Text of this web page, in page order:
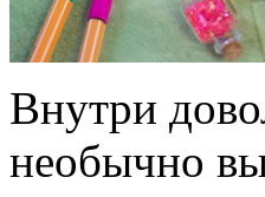
Внутри
необычно